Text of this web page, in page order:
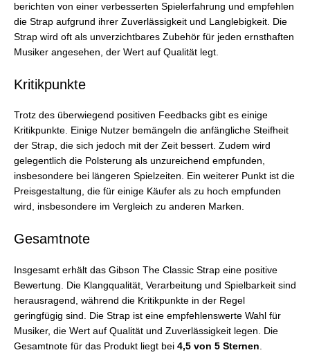
berichten von einer verbesserten Spielerfahrung und empfehlen
die Strap aufgrund ihrer Zuverlässigkeit und Langlebigkeit. Die
Strap wird oft als unverzichtbares Zubehör für jeden ernsthaften
Musiker angesehen, der Wert auf Qualität legt.
Kritikpunkte
Trotz des überwiegend positiven Feedbacks gibt es einige
Kritikpunkte. Einige Nutzer bemängeln die anfängliche Steifheit
der Strap, die sich jedoch mit der Zeit bessert. Zudem wird
gelegentlich die Polsterung als unzureichend empfunden,
insbesondere bei längeren Spielzeiten. Ein weiterer Punkt ist die
Preisgestaltung, die für einige Käufer als zu hoch empfunden
wird, insbesondere im Vergleich zu anderen Marken.
Gesamtnote
Insgesamt erhält das Gibson The Classic Strap eine positive
Bewertung. Die Klangqualität, Verarbeitung und Spielbarkeit sind
herausragend, während die Kritikpunkte in der Regel
geringfügig sind. Die Strap ist eine empfehlenswerte Wahl für
Musiker, die Wert auf Qualität und Zuverlässigkeit legen. Die
Gesamtnote für das Produkt liegt bei 4,5 von 5 Sternen.